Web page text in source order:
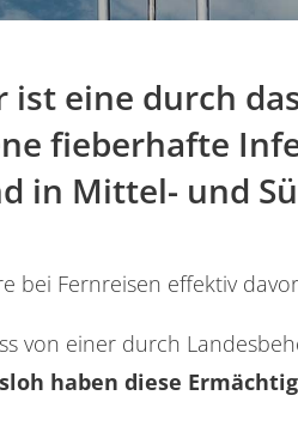
ist eine durch
fieberhafte
in Mittel- und
bei Fernreisen effektiv
von einer durch
haben diese